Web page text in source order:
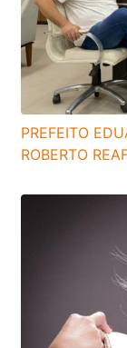
PREFEITO
ROBERTO